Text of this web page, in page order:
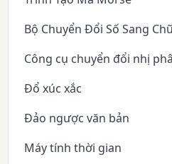
Bộ Chuyển Đổi Số Sang
Công cụ chuyển đổi nhị
Đổ xúc xắc
Đảo ngược văn bản
Máy tính thời gian